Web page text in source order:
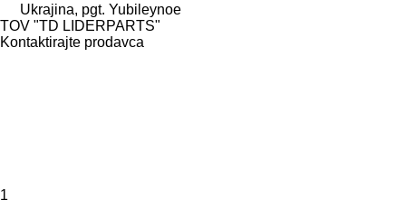
Ukrajina, pgt. Yubileynoe
TOV "TD LIDERPARTS"
Kontaktirajte prodavca
1